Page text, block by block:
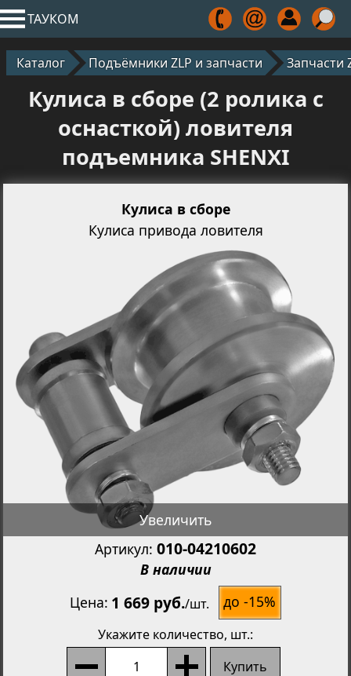
ТАУКОМ
Каталог Подъёмники ZLP и запчасти Запчасти
Кулиса в сборе (2 ролика с
оснасткой) ловителя
подъемника SHENXI
Кулиса в сборе
Кулиса привода ловителя
Увеличить
Артикул: 010-04210602
В наличии
Цена 1 669 руб./шт. до -15%
Укажите количество, шт.:
Купить